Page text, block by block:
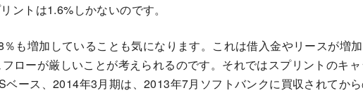
ントは1.6%しかないのです。
も増加していることも気になります。これは借入金やリースが増
ローが厳しいことが考えられるのです。それではスプリントのキャ
ベース、2014年3月期は、2013年7月ソフトバンクに買収されてか